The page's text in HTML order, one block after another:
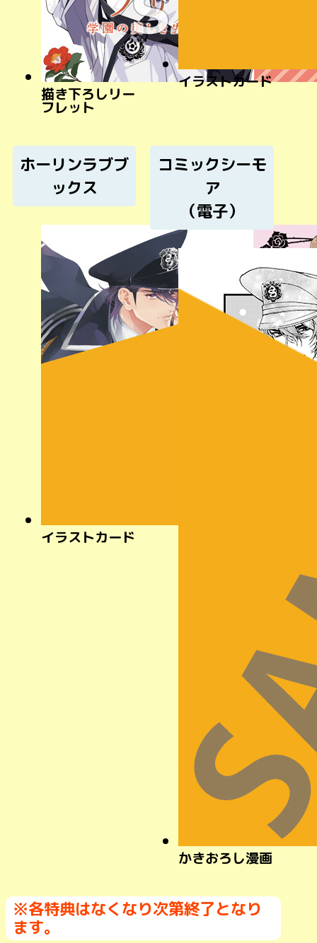
描き下ろしリー
フレット
イラストカード
ホーリンラブブ
ックス
イラストカード
コミックシーモ
ア
（電子）
かきおろし漫画
※各特典はなくなり次第終了となり
ます。